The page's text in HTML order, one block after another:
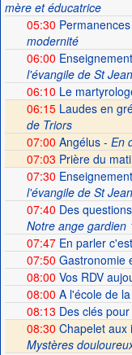
mère et éducatrice
05:30 Permanences
modernité
06:00
l'évangile de St
06:10 Le
06:15Laudes en
de Triors
07:00 Angélus - En
07:03 Prière du
07:30
l'évangile de St
07:40 Des
Notre ange gardien
07:47En parler
07:50 Gastronomie
08:00 Vos RDV
08:00 A l'école de
08:13 Des clés
08:30 Chapelet aux
Mystères